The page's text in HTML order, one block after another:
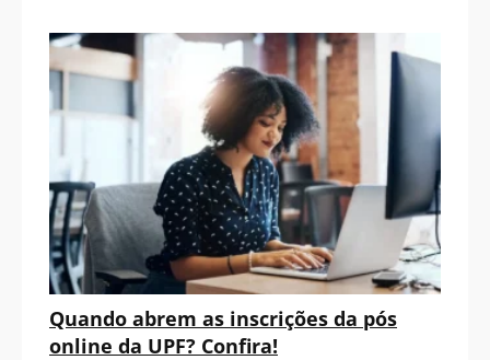
Quando abrem as inscrições da pós
online da UPF? Confira!